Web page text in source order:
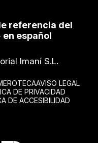
referencia del
en español
Imaní S.L.
AVISO LEGAL
DE PRIVACIDAD
DE ACCESIBILIDAD